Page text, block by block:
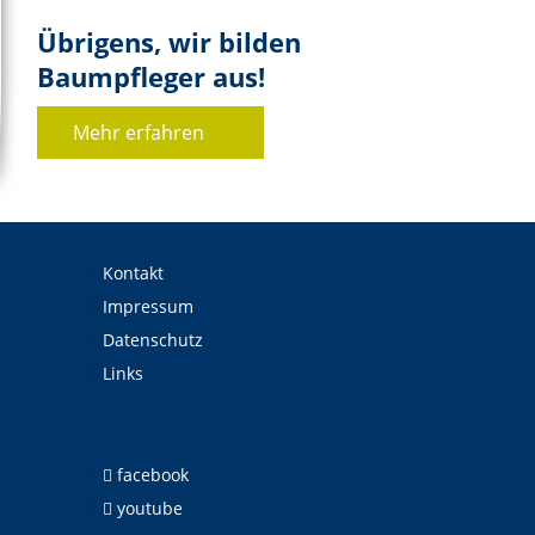
Übrigens, wir bilden
Baumpfleger aus!
Mehr erfahren
Kontakt
Impressum
Datenschutz
Links
facebook
youtube